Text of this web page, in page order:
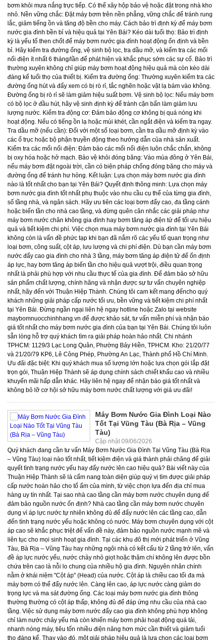
Máy Bơm Nước Gia Đình Loại Nào
Tốt Tại Vũng Tàu (Bà Rịa – Vũng
Tàu)
Cập nhật 09/06/2026
Quý khách đang cần tư vấn Máy Bơm Nước Gia Đình Tại Vũng Tàu (Bà Rịa – Vũng Tàu) loại nào tốt nhất, tiết kiệm điện và giá thành phải chăng để giải quyết tình trạng nước yếu hay đẩy nước lên cao hiệu quả? Bài viết này của Thuận Hiệp Thành sẽ là cẩm nang toàn diện giúp quý vị tìm được giải pháp cấp nước hoàn hảo cho tổ ấm của mình, từ việc chọn lựa đến địa chỉ mua hàng uy tín nhất. Tại sao nhà cao tầng cần máy bơm nước chuyên dụng để đảm bảo nguồn nước ổn định? Nhà cao tầng cần máy bơm nước chuyên dụng vì áp lực nước tự nhiên không đủ để đẩy nước lên các tầng cao, dẫn đến tình trạng nước yếu hoặc không có nước. Máy bơm chuyên dụng với cột áp cao sẽ khắc phục triệt để vấn đề này, đảm bảo nguồn nước mạnh mẽ và liên tục cho mọi sinh hoạt gia đình. Tại các khu đô thị mới phát triển ở Vũng Tàu, Bà Rịa – Vũng Tàu hay những ngôi nhà có kết cấu từ 2 tầng trở lên, vấn đề áp lực nước yếu, nước chảy nhỏ giọt hoặc thậm chí không lên được bồn chứa trên cao là nỗi lo chung của nhiều hộ gia đình. Nguyên nhân chính nằm ở khái niệm "Cột áp" (Head) của nước. Cột áp là chiều cao tối đa mà máy bơm có thể đẩy nước lên. Càng lên cao, áp lực nước càng giảm do trọng lực và ma sát đường ống. Các loại máy bơm nước gia đình thông thường thường có cột áp thấp, không đủ để đáp ứng nhu cầu của nhà cao tầng. Việc sử dụng máy bơm nước đẩy cao gia đình không phù hợp không chỉ làm nước chảy yếu mà còn khiến máy bơm phải hoạt động quá tải, nhanh nóng máy, tiêu tốn nhiều điện năng hơn mức cần thiết và giảm tuổi thọ đáng kể. Thay vào đó, một giải pháp hiệu quả là lựa chọn các loại bơm chuyên dụng như bơm đa tầng cánh hoặc bơm tăng áp biến tần gia đình. Những loại bơm nước gia đình tốt nhất này được thiết kế với khả năng tạo ra áp lực đẩy cực mạnh, hoạt động êm ái, bền bỉ và đặc biệt là tối ưu hóa điện năng tiêu thụ. Ví dụ, một máy bơm nước đẩy cao gia đình công suất 1HP (khoảng 750W) có thể đẩy nước lên độ cao 30-40 mét một cách dễ dàng, trong khi máy bơm thông thường chỉ đạt 10-15 mét. Các loại máy bơm nước gia đình phổ biến tại Vũng Tàu (Bà Rịa – Vũng Tàu) và ứng dụng thực tế của chúng là gì? Tại Vũng Tàu, các loại máy bơm nước gia đình phổ biến bao gồm bơm đẩy cao (dân dụng cho nhà 2-5 tầng), bơm trục đứng đa tầng cánh (cho chung cư, khách sạn), và bơm tăng áp biến tần (giải pháp cao cấp ổn định áp suất). Mỗi loại có ứng dụng riêng biệt, từ cấp nước sinh hoạt đến tưới tiêu và xử lý nước thải. Để đáp ứng đa dạng nhu cầu sử dụng nước của các hộ gia đình và công trình tại Vũng Tàu, thị trường hiện có nhiều loại máy bơm nước dân dụng với công nghệ và chức năng khác nhau. Việc hiểu rõ từng loại sẽ giúp quý vị đưa ra lựa chọn tối ưu nhất. Bơm đẩy cao (Bơm dân dụng): Đây là loại máy bơm nước gia đình phổ biến nhất, lý tưởng cho các hộ gia đình có nhà từ 2 đến 5 tầng. Chúng có khả năng hút nước từ bể ngầm, giếng hoặc đường ống và đẩy lên bồn chứa trên cao. Các thương hiệu nổi tiếng và được tin dùng tại Vũng Tàu bao gồm máy bơm nước gia đình Panasonic, Pentax, máy bơm nước gia đình Wilo, Maro, v.v. Ví dụ, một máy bơm nước đẩy cao gia đình Panasonic 200W có thể đẩy nước lên độ cao 25-30m với lưu lượng khoảng 30-40 lít/phút, phù hợp cho nhà 2-3 tầng. Xem Bảng Giá Máy Bơm Đẩy Cao Khuyến Mãi Bơm trục đứng đa tầng cánh: Khi nhu cầu cấp nước cho các tòa nhà cao tầng hơn như chung cư mini, khách sạn nhỏ hoặc nhà ở có hơn 5 tầng, bơm trục đứng đa tầng cánh là lựa chọn tối ưu. Loại bơm này có khả năng đẩy nước lên độ cao từ 20m đến hơn 100m với lưu lượng lớn, đảm bảo áp lực nước mạnh mẽ và ổn định cho toàn bộ hệ thống. Các thương hiệu uy tín như Maro (Trung Quốc), Pentax (Ý), Ebara (Ý), Shimge (Trung Quốc), CNP (Trung Quốc), Calpeda (Ý) đều có mặt tại thị trường Vũng Tàu. Xem Bảng Giá Máy Bơm Đa Tầng Cánh Khuyến Mãi Bơm tăng áp biến tần (Inverter): Đây là giải pháp công nghệ cao cấp nhất, mang lại sự tiện nghi vượt trội cho các hệ thống cấp nước nhà ở hiện đại. Bơm tăng áp biến tần gia đình tự động điều chỉnh tốc độ động cơ để duy trì áp suất nước ổn định trong toàn bộ hệ thống, bất kể có bao nhiêu vòi nước đang mở. Ưu điểm nổi bật là hoạt động siêu êm, tiết kiệm điện năng đáng kể (có thể lên đến 30-50% so với bơm thông thường) và tăng tuổi thọ cho thiết bị. Các thương hiệu hàng đầu như Pentax (Ý), NTP (Đài Loan), APP (Đài Loan), Maro (Trung Quốc), Wilo (Đức) cung cấp các dòng máy bơm tăng áp biến tần cho gia đình chất lượng cao. Xem Bảng Giá Máy Bơm Tăng Áp Khuyến Mãi Các loại bơm chuyên dụng khác: Máy bơm chìm gia đình và máy bơm chìm giếng khoan gia đình: Dùng để hút nước từ giếng khoan sâu hoặc bể ngầm, hồ chứa. Đặc biệt hiệu quả cho việc cấp nước từ nguồn nước ngầm. Xem Bảng Giá Máy Bơm Chìm Khuyến Mãi Máy bơm nước giếng khoan gia đình Panasonic hoặc các thương hiệu khác: Chuyên dùng cho việc khai thác nguồn nước ngầm, đảm bảo chất lượng nước cho sinh hoạt. Xem Bảng Giá Bơm Hỏa Tiễn Giếng Khoan Khuyến Mãi Máy bơm nước tưới cây gia đình: Dành cho nhu cầu tưới vườn, cảnh quan, với khả năng cung cấp lưu lượng nước phù hợp cho cây trồng. Xem Bảng Giá Bơm Tưới Vườn Khuyến Mãi Máy bơm nước Inox: Các dòng bơm ly tâm trục ngang đầu inox mang lại độ bền vượt trội, chống ăn mòn hiệu quả, phù hợp cho nhiều loại nước khác nhau. Xem Bảng Giá Máy Bơm Nước Inox Khuyến Mãi Làm thế nào để chọn mua máy bơm nước phù hợp với số tầng nhà của bạn tại Vũng Tàu? Để chọn máy bơm phù hợp tại Vũng Tàu, cần xác định số tầng nhà và nhu cầu sử dụng. Nhà 2-3 tầng cần cột áp 20-30m, nhà 4-5 tầng nên dùng bơm đa tầng cánh 1-2HP, còn tòa nhà trên 7 tầng bắt buộc dùng bơm trục đứng đa tầng cánh để đảm bảo hiệu suất và tiết kiệm điện. Việc lựa chọn máy bơm gia đình loại nào tốt và phù hợp là yếu tố then chốt để đảm bảo hiệu quả cấp nước và tiết kiệm chi phí vận hành. Dưới đây là những kinh nghiệm quý báu từ các chuyên gia của Thuận Hiệp Thành: Nhà 2-3 tầng: Với độ cao trung bình khoảng 6-10 mét, quý vị nên chọn máy bơm nước gia đình loại nào tốt nhất có cột áp khoảng 20-30m và công suất từ 125W đến 250W (0.17HP - 0.33HP). Các dòng máy bơm nước chân không gia đình hoặc bơm đẩy cao dân dụng của Panasonic, Pentax là lựa chọn lý tưởng. Ví dụ, một máy bơm tăng áp gia đình 125W 220V có thể tăng áp lực nước hiệu quả cho các thiết bị như bình nóng lạnh, máy giặt ở các tầng trên. Nhà 4-5 tầng: Đối với nhà có độ cao từ 12-18 mét, cần một máy bơm nước gia đình loại nào tốt hơn, có cột áp từ 35-50m. Ưu tiên các loại bơm đa tầng cánh hoặc máy bơm nước đẩy cao gia đình công suất từ 1HP đến 2HP (750W - 1500W). Các dòng bơm ly tâm trục ngang hoặc bơm trục đứng đa tầng cánh sẽ đảm bảo nước lên cao nhanh chóng và ổn định. Tòa nhà &gt;7 tầng: Với những công trình cao từ 25 mét trở lên, việc sử dụng bơm trục đứng đa tầng cánh là bắt buộc. Các loại bơm này được thiết kế chuyên biệt để tạo ra áp lực cực lớn, đẩy nước lên độ cao hàng chục mét một cách hiệu quả. Công suất có thể dao động từ 3HP trở lên, tùy thuộc vào tổng số điểm sử dụng nước và chiều cao thực tế. Lưu ý quan trọng: Cách tính thông số để tránh lãng phí điện năng và chọn máy bơm nước gia đình tốt nhất: Tính toán Cột áp cần thiết (H): Cột áp thực tế = Chiều cao từ máy bơm đến bồn chứa (Hh) + Áp lực cần thiết tại vòi cuối cùng (thường là 5-10m) + Tổn thất áp lực do ma sát đường ống (Ht). Tổn thất này thường chiếm khoảng 10-20% tổng chiều cao đẩy. Ví dụ: Nhà 4 tầng (cao khoảng 15m), bồn chứa trên mái (thêm 3m). Tổng chiều cao đẩy Hh = 18m. Áp lực cần thiết 7m. Tổn thất áp lực (ước tính 20% của 18m) = 3.6m. Vậy cột áp tổng cần thiết = 18 + 7 + 3.6 = 28.6m. Nên chọn bơm có cột áp danh định khoảng 30-35m. Tính toán Lưu lượng nước cần thiết (Q): Lưu lượng nước được tính bằng tổng nhu cầu sử dụng nước trong một khoảng thời gian nhất định. Một gia đình 4 người thường cần khoảng 1.5 - 2 m³ nước mỗi ngày. Nếu muốn bơm đầy bồn 1000 lít trong 30 phút, cần lưu lượng 1000 lít / 30 phút = 33.3 lít/phút (tương đương 2 m³/giờ). Công suất máy bơm: Công suất (HP hoặc Kw) sẽ được chọn dựa trên cột áp và lưu lượng đã tính toán. Chọn máy bơm có công suất phù hợp sẽ giúp máy hoạt động hiệu quả, tránh lãng phí điện năng. Một máy bơm nước gia đình quá mạnh sẽ tốn điện, trong khi quá yếu lại không đáp ứng đủ nhu cầu. Theo một nghiên cứu của Viện Năng lượng Việt Nam, việc chọn máy bơm nước gia đình có hiệu suất cao và phù hợp với nhu cầu thực tế có thể giúp tiết kiệm từ 15-25% điện năng tiêu thụ hàng tháng cho hệ thống cấp nước. Vậy, máy bơm nước gia đình tốn bao nhiêu điện một tháng? Trung bình một máy bơm nước gia đình 250W hoạt động 2 giờ mỗi ngày sẽ tiêu thụ khoảng 0.5 kWh/ngày, tương đương 15 kWh/tháng. Với giá điện trung bình 2.000 VNĐ/kWh (áp dụng cho bậc 4 của biểu giá điện sinh hoạt 2024), chi phí điện cho máy bơm là khoảng 30.000 VNĐ/tháng. Con số này sẽ thay đổi tùy thuộc vào công suất máy và thời gian sử dụng. Địa chỉ nào bán máy bơm nước gia đình uy tín tại Vũng Tàu (Bà Rịa – Vũng Tàu) với giá tốt và dịch vụ chuyên nghiệp? Tại Vũng Tàu, Thuận Hiệp Thành là địa chỉ uy tín hàng đầu cung cấp máy bơm nước gia đình chính hãng. Với cam kết giao hàng nhanh, hỗ trợ lắp đặt tận nơi, bảo hành tại chỗ và tư vấn kỹ thuật miễn phí, chúng tôi đảm bảo quý khách sẽ tìm được sản phẩm ưng ý với giá cả cạnh tranh nhất. Việc tìm kiếm một cửa hàng điện nước gần đây có bán máy bơm nước uy tín, cung cấp sản phẩm chính hãng và dịch vụ hậu mãi tốt là điều mà mọi khách hàng tại Vũng Tàu đều mong muốn. Công ty TNHH Thuận Hiệp Thành tự hào là nhà phân phối máy bơm nước hàng đầu Việt Nam, với kinh nghiệm hơn 20 năm trong ngành, chúng tôi cam kết mang đến những giải pháp cấp nước toàn diện nhất cho gia đình bạn. Tại sao nên mua máy bơm nước gia đình tại Thuận Hiệp Thành? Hàng chính hãng 100%: Chúng tôi là đối tác trực tiếp của các thương hiệu máy bơm hàng đầu thế giới như Pentax, Ebara, Wilo, Panasonic, Maro, NTP, APP, đảm bảo sản phẩm có nguồn gốc rõ ràng, đầy đủ chứng nhận CO, CQ. Đa dạng chủng loại: Luôn có sẵn hàng ngàn mẫu máy bơm nước gia đình, từ máy bơm nước đẩy cao gia đình, máy bơm tăng áp gia đình, bơm tăng áp biến tần gia